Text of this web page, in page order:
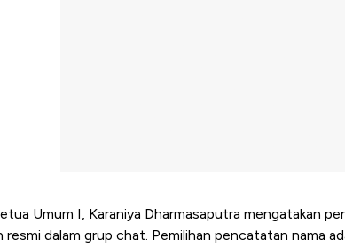
Umum I, Karaniya Dharmasaputra mengatakan
dalam grup chat. Pemilihan pencatatan nama